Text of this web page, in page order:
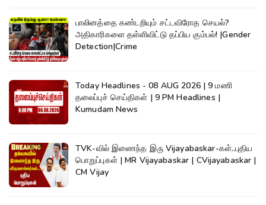
பாலினத்தை கண்டறியும் சட்டவிரோத செயல்?
அதிகாரிகளை தள்ளிவிட்டு தப்பிய கும்பல்! |Gender
Detection|Crime
Today Headlines - 08 AUG 2026 | 9 மணி
தலைப்புச் செய்திகள் | 9 PM Headlines |
Kumudam News
TVK-வில் இணைந்த இரு Vijayabaskar-கள்..புதிய
பொறுப்புகள் | MR Vijayabaskar | CVijayabaskar |
CM Vijay